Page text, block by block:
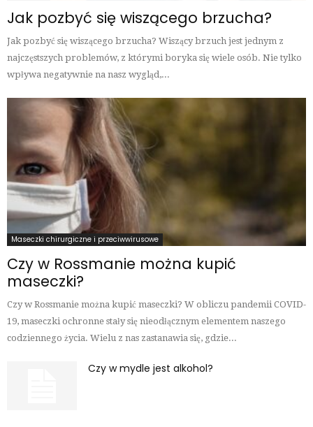
Jak pozbyć się wiszącego brzucha?
Jak pozbyć się wiszącego brzucha? Wiszący brzuch jest jednym z
najczęstszych problemów, z którymi boryka się wiele osób. Nie tylko
wpływa negatywnie na nasz wygląd,...
Maseczki chirurgiczne i przeciwwirusowe
Czy w Rossmanie można kupić
maseczki?
Czy w Rossmanie można kupić maseczki? W obliczu pandemii COVID-
19, maseczki ochronne stały się nieodłącznym elementem naszego
codziennego życia. Wielu z nas zastanawia się, gdzie...
Czy w mydle jest alkohol?